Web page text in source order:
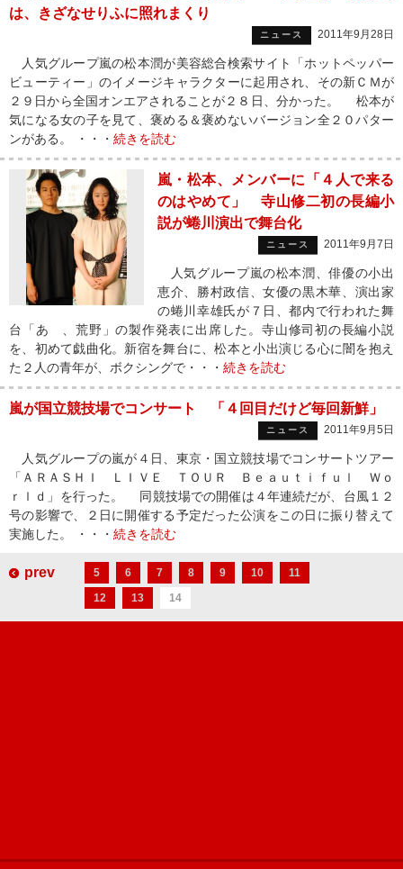
は、きざなせりふに照れまくり
ニュース 2011年9月28日
人気グループ嵐の松本潤が美容総合検索サイト「ホットペッパー
ビューティー」のイメージキャラクターに起用され、その新ＣＭが
２９日から全国オンエアされることが２８日、分かった。 松本が
気になる女の子を見て、褒める＆褒めないバージョン全２０パター
ンがある。 ・・・ 続きを読む
嵐・松本、メンバーに「４人で来る
のはやめて」 寺山修二初の長編小
説が蜷川演出で舞台化
ニュース 2011年9月7日
人気グループ嵐の松本潤、俳優の小出
恵介、勝村政信、女優の黒木華、演出家
の蜷川幸雄氏が７日、都内で行われた舞
台「あゝ、荒野」の製作発表に出席した。寺山修司初の長編小説
を、初めて戯曲化。新宿を舞台に、松本と小出演じる心に闇を抱え
た２人の青年が、ボクシングで・・・ 続きを読む
嵐が国立競技場でコンサート 「４回目だけど毎回新鮮」
ニュース 2011年9月5日
人気グループの嵐が４日、東京・国立競技場でコンサートツアー
「ＡＲＡＳＨＩ ＬＩＶＥ ＴＯＵＲ Ｂｅａｕｔｉｆｕｌ Ｗｏ
ｒｌｄ」を行った。 同競技場での開催は４年連続だが、台風１２
号の影響で、２日に開催する予定だった公演をこの日に振り替えて
実施した。 ・・・ 続きを読む
prev 5 6 7 8 9 10
11
12
13 14